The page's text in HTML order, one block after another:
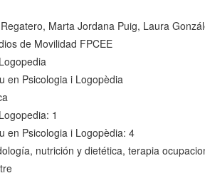
Marta Jordana Puig, Laura
de Movilidad FPCEE
en Psicologia i Logopèdia
1
en Psicologia i Logopèdia: 4
nutrición y dietética, terapia